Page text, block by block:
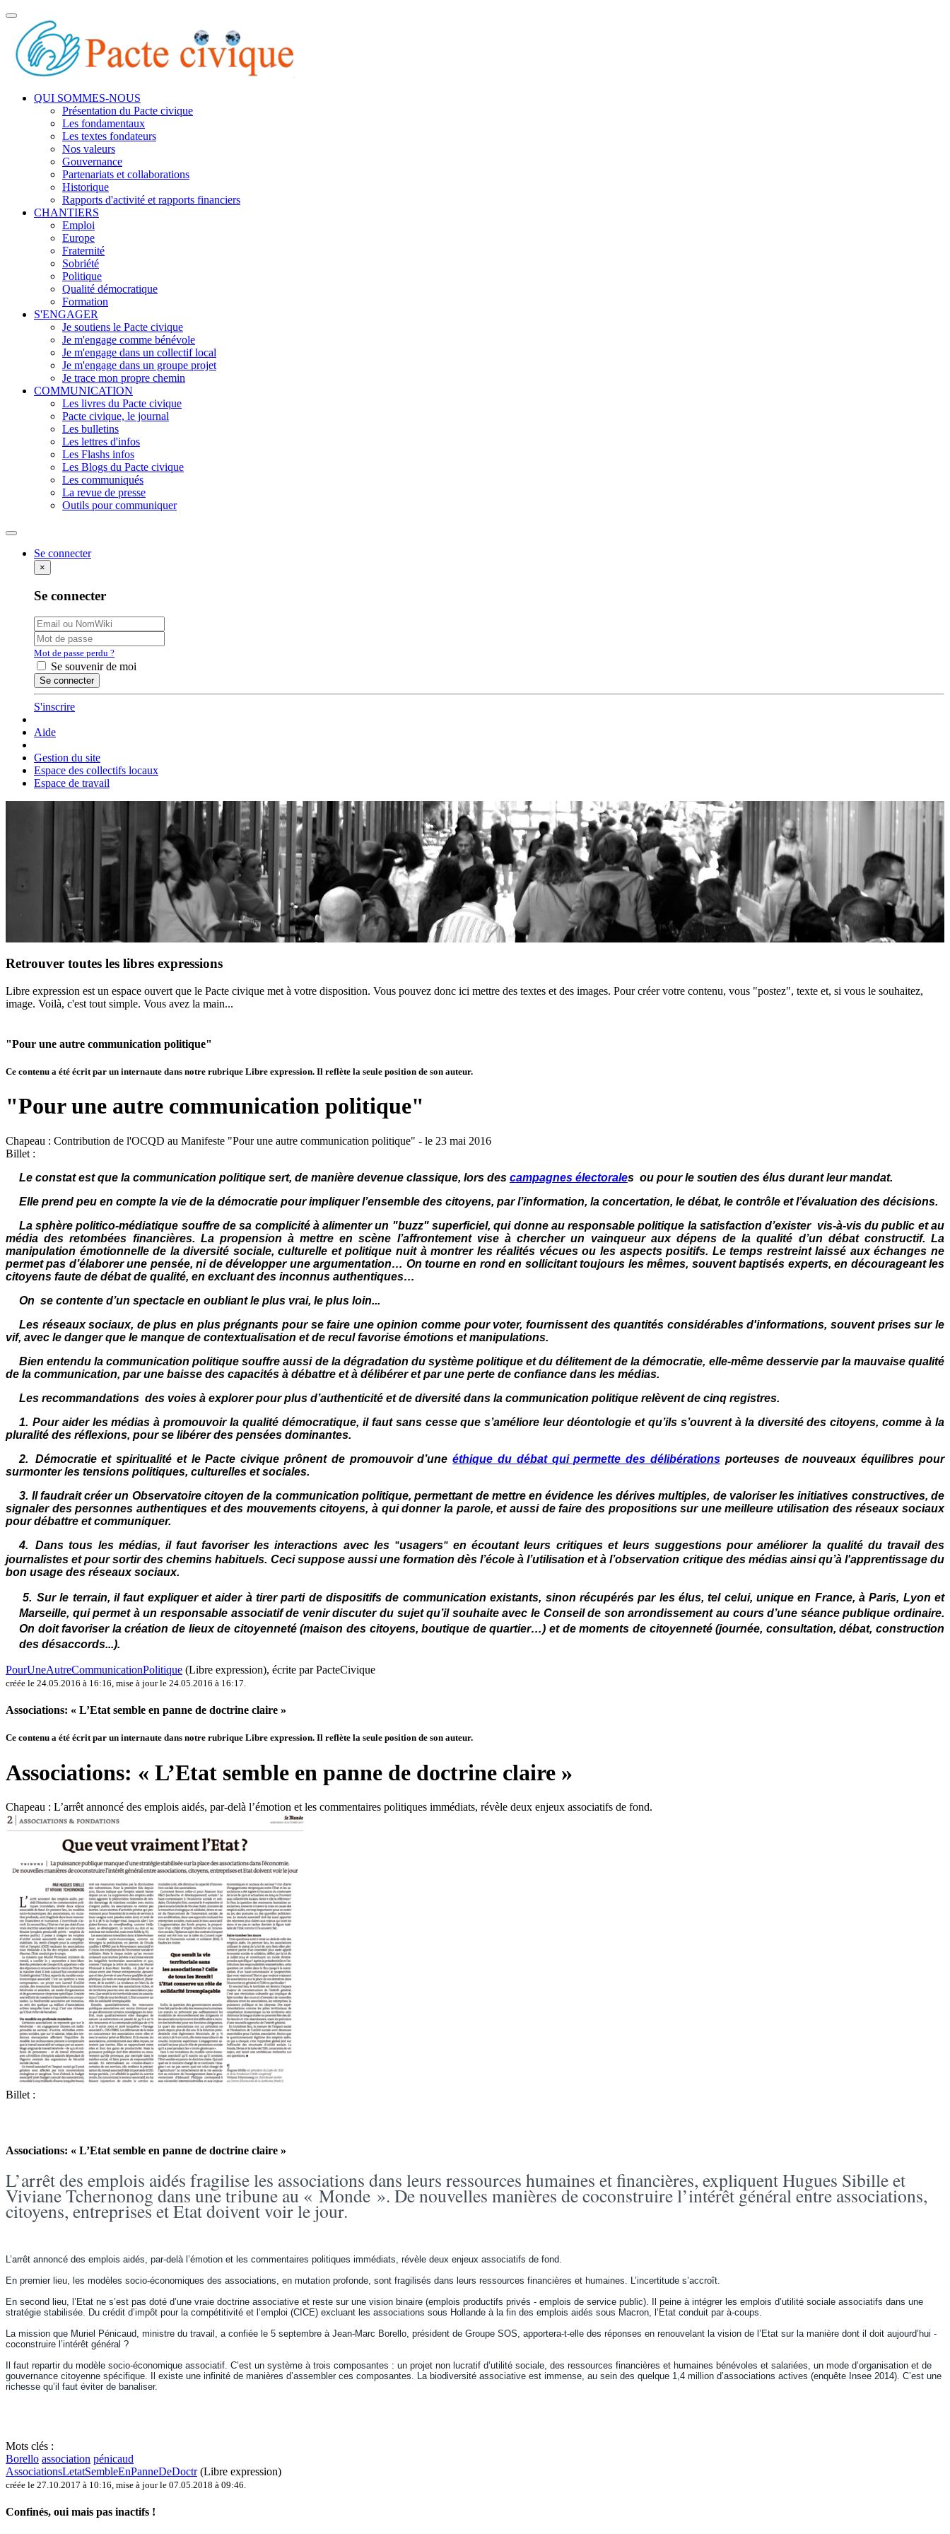
Toggle
navigation
QUI SOMMES-NOUS
Présentation du Pacte civique
Les fondamentaux
Les textes fondateurs
Nos valeurs
Gouvernance
Partenariats et collaborations
Historique
Rapports d'activité et rapports financiers
CHANTIERS
Emploi
Europe
Fraternité
Sobriété
Politique
Qualité démocratique
Formation
S'ENGAGER
Je soutiens le Pacte civique
Je m'engage comme bénévole
Je m'engage dans un collectif local
Je m'engage dans un groupe projet
Je trace mon propre chemin
COMMUNICATION
Les livres du Pacte civique
Pacte civique, le journal
Les bulletins
Les lettres d'infos
Les Flashs infos
Les Blogs du Pacte civique
Les communiqués
La revue de presse
Outils pour communiquer
Rechercher
Se connecter
×
Se connecter
Mot de passe perdu ?
Se souvenir de moi
S'inscrire
Aide
Gestion du site
Espace des collectifs locaux
Espace de travail
Retrouver toutes les libres expressions
Libre expression est un espace ouvert que le Pacte civique met à votre disposition. Vous pouvez donc ici mettre des textes et des images. Pour créer votre contenu, vous "postez", texte et, si vous le souhaitez,
image. Voilà, c'est tout simple. Vous avez la main...
"Pour une autre communication politique"
Ce contenu a été écrit par un internaute dans notre rubrique Libre expression. Il reflète la seule position de son auteur.
"Pour une autre communication politique"
Chapeau : Contribution de l'OCQD au Manifeste "Pour une autre communication politique" - le 23 mai 2016
Billet :
Le constat est que la communication politique sert, de manière devenue classique, lors des campagnes électorales ou pour le soutien des élus durant leur mandat.
Elle prend peu en compte la vie de la démocratie pour impliquer l’ensemble des citoyens, par l’information, la concertation, le débat, le contrôle et l’évaluation des décisions.
La sphère politico-médiatique souffre de sa complicité à alimenter un "buzz" superficiel, qui donne au responsable politique la satisfaction d’exister vis-à-vis du public et au
média des retombées financières. La propension à mettre en scène l’affrontement vise à chercher un vainqueur aux dépens de la qualité d’un débat constructif. La
manipulation émotionnelle de la diversité sociale, culturelle et politique nuit à montrer les réalités vécues ou les aspects positifs. Le temps restreint laissé aux échanges ne
permet pas d’élaborer une pensée, ni de développer une argumentation… On tourne en rond en sollicitant toujours les mêmes, souvent baptisés experts, en décourageant les
citoyens faute de débat de qualité, en excluant des inconnus authentiques…
On se contente d’un spectacle en oubliant le plus vrai, le plus loin...
Les réseaux sociaux, de plus en plus prégnants pour se faire une opinion comme pour voter, fournissent des quantités considérables d'informations, souvent prises sur le
vif, avec le danger que le manque de contextualisation et de recul favorise émotions et manipulations.
Bien entendu la communication politique souffre aussi de la dégradation du système politique et du délitement de la démocratie, elle-même desservie par la mauvaise qualité
de la communication, par une baisse des capacités à débattre et à délibérer et par une perte de confiance dans les médias.
Les recommandations des voies à explorer pour plus d’authenticité et de diversité dans la communication politique relèvent de cinq registres.
1. Pour aider les médias à promouvoir la qualité démocratique, il faut sans cesse que s’améliore leur déontologie et qu’ils s’ouvrent à la diversité des citoyens, comme à la
pluralité des réflexions, pour se libérer des pensées dominantes.
2.
Démocratie et spiritualité et le Pacte civique prônent de promouvoir d’uneéthique du débat qui permette des délibérations porteuses de nouveaux équilibres pour
surmonter les tensions politiques, culturelles et sociales.
3. Il faudrait créer un Observatoire citoyen de la communication politique, permettant de mettre en évidence les dérives multiples, de valoriser les initiatives constructives, de
signaler des personnes authentiques et des mouvements citoyens, à qui donner la parole, et aussi de faire des propositions sur une meilleure utilisation des réseaux sociaux
pour débattre et communiquer.
4.
Dans tous les médias, il faut favoriser les interactions avec les "usagers"en écoutant leurs critiques et leurs suggestions pour améliorer la qualité du travail des
journalistes et pour sortir des chemins habituels. Ceci suppose aussi une formation dès l’école à l’utilisation et à l’observation critique des médias ainsi qu’à l'apprentissage du
bon usage des réseaux sociaux.
5. Sur le terrain, il faut expliquer et aider à tirer parti de dispositifs de communication existants, sinon récupérés par les élus, tel celui, unique en France, à Paris, Lyon et
Marseille, qui permet à un responsable associatif de venir discuter du sujet qu’il souhaite avec le Conseil de son arrondissement au cours d’une séance publique ordinaire.
On doit favoriser la création de lieux de citoyenneté (maison des citoyens, boutique de quartier…) et de moments de citoyenneté (journée, consultation, débat, construction
des désaccords...).
PourUneAutreCommunicationPolitique (Libre expression), écrite par PacteCivique
créée le 24.05.2016 à 16:16 mise à jour le 24.05.2016 à 16:17
Associations: « L’Etat semble en panne de doctrine claire »
Ce contenu a été écrit par un internaute dans notre rubrique Libre expression. Il reflète la seule position de son auteur.
Associations: « L’Etat semble en panne de doctrine claire »
Chapeau : L’arrêt annoncé des emplois aidés, par-delà l’émotion et les commentaires politiques immédiats, révèle deux enjeux ­associatifs de fond.
Billet :
Associations: « L’Etat semble en panne de doctrine claire »
L’arrêt des emplois aidés fragilise les associations dans leurs ressources humaines et financières, expliquent Hugues Sibille et
Viviane Tchernonog dans une tribune au « Monde ». De nouvelles manières de coconstruire l’intérêt général entre associations,
citoyens, entreprises et Etat doivent voir le jour.
L’arrêt annoncé des emplois aidés, par-delà l’émotion et les commentaires politiques immédiats, révèle deux enjeux ­associatifs de fond.
En premier lieu, les modèles socio-économiques des associations, en mutation profonde, sont fragilisés dans leurs ressources financières et humaines. L’incertitude s’accroît.
En second lieu, l’Etat ne s’est pas doté d’une vraie doctrine associative et reste sur une vision binaire (emplois productifs privés - emplois de service public). Il peine à intégrer les emplois d’utilité sociale associatifs dans une
stratégie ­stabilisée. Du crédit d’impôt pour la compétitivité et l’emploi (CICE) excluant les associations sous Hollande à la fin des emplois aidés sous ­Macron, l’Etat conduit par à-coups.
La mission que Muriel Pénicaud, ministre du travail, a confiée le 5 septembre à Jean-Marc Borello, président de Groupe SOS, apportera-t-elle des réponses en renouvelant la vision de l’Etat sur la manière dont il doit aujourd’hui ­
coconstruire l’intérêt général ?
Il faut repartir du modèle socio-économique associatif. C’est un système à trois composantes : un projet non ­lucratif d’utilité ­sociale, des ressources financières et humaines bénévoles et salariées, un mode d’organisation et de
gouvernance citoyenne ­spécifique. Il existe une infinité de manières d’assembler ces composantes. La biodiversité ­associative est immense, au sein des quelque 1,4 million d’associations ­actives (enquête Insee 2014). C’est une
richesse qu’il faut éviter de banaliser.
Mots clés :
Borello association pénicaud
AssociationsLetatSembleEnPanneDeDoctr (Libre expression)
créée le 27.10.2017 à 10:16 mise à jour le 07.05.2018 à 09:46
Confinés, oui mais pas inactifs !